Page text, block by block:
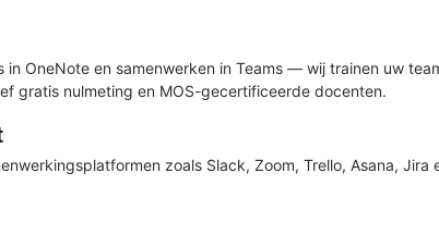
OneNote en samenwerken in Teams — wij trainen uw
gratis nulmeting en MOS-gecertificeerde docenten.
zoals Slack, Zoom, Trello, Asana, Jira